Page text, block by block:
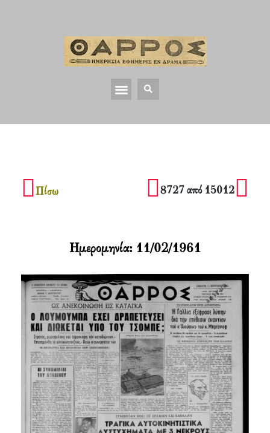
Πίσω 8727 από 15012
Ημερομηνία: 11/02/1961